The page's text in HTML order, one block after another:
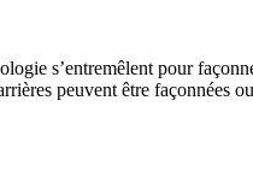
s’entremêlent pour
peuvent être façonnées